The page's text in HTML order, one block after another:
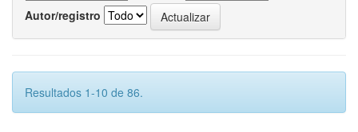
Autor/registro
Resultados 1-10 de 86.